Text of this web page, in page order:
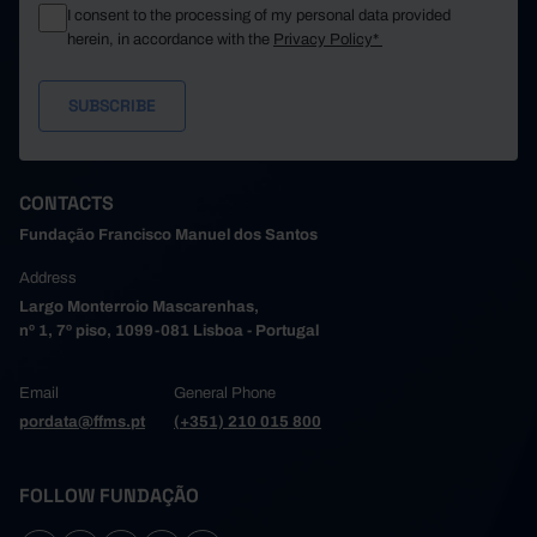
I consent to the processing of my personal data provided
herein, in accordance with the Privacy Policy*
CONTACTS
Fundação Francisco Manuel dos Santos
Address
Largo Monterroio Mascarenhas,
nº 1, 7º piso, 1099-081 Lisboa - Portugal
Email
pordata@ffms.pt
General Phone
(+351) 210 015 800
FOLLOW FUNDAÇÃO